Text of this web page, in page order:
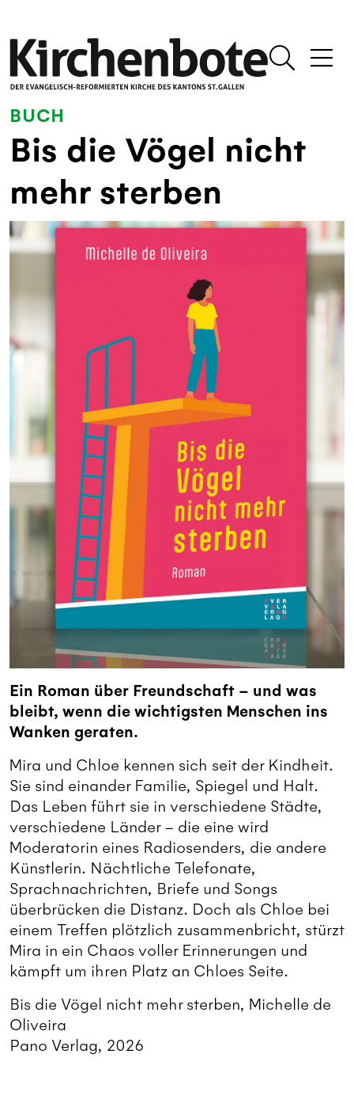
BUCH
Bis die Vögel nicht
mehr sterben
Ein Roman über Freundschaft – und was
bleibt, wenn die wichtigsten Menschen ins
Wanken geraten.
Mira und Chloe kennen sich seit der Kindheit.
Sie sind einander Familie, Spiegel und Halt.
Das Leben führt sie in verschiedene Städte,
verschiedene Länder – die eine wird
Moderatorin eines Radiosenders, die andere
Künstlerin. Nächtliche Telefonate,
Sprachnachrichten, Briefe und Songs
überbrücken die Distanz. Doch als Chloe bei
einem Treffen plötzlich zusammenbricht, stürzt
Mira in ein Chaos voller Erinnerungen und
kämpft um ihren Platz an Chloes Seite.
Bis die Vögel nicht mehr sterben, Michelle de
Oliveira
Pano Verlag, 2026